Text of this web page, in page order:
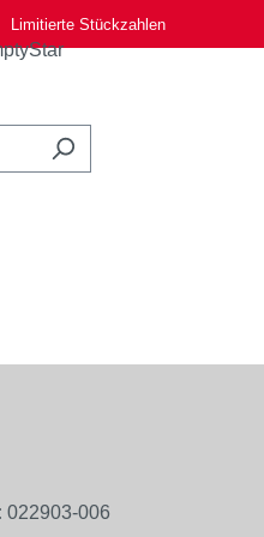
Limitierte Stückzahlen
022903-006